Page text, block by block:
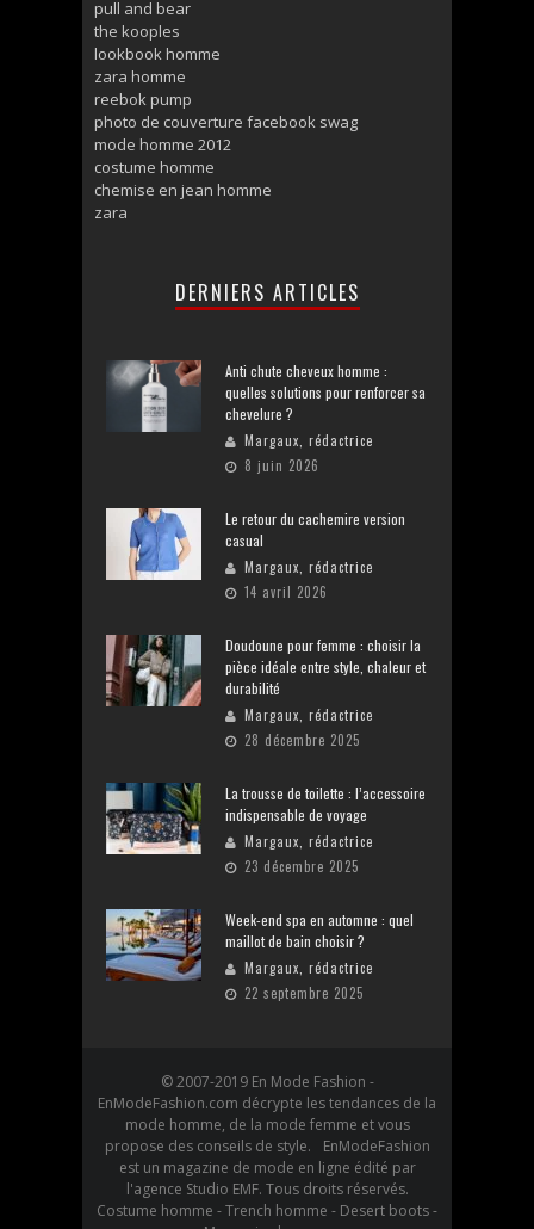
pull and bear
the kooples
lookbook homme
zara homme
reebok pump
photo de couverture facebook swag
mode homme 2012
costume homme
chemise en jean homme
zara
DERNIERS ARTICLES
Anti chute cheveux homme :
quelles solutions pour renforcer sa
chevelure ?
Margaux, rédactrice
8 juin 2026
Le retour du cachemire version
casual
Margaux, rédactrice
14 avril 2026
Doudoune pour femme : choisir la
pièce idéale entre style, chaleur et
durabilité
Margaux, rédactrice
28 décembre 2025
La trousse de toilette : l’accessoire
indispensable de voyage
Margaux, rédactrice
23 décembre 2025
Week-end spa en automne : quel
maillot de bain choisir ?
Margaux, rédactrice
22 septembre 2025
© 2007-2019 En Mode Fashion -
EnModeFashion.com décrypte les tendances de la
mode homme, de la mode femme et vous
propose des conseils de style. EnModeFashion
est un magazine de mode en ligne édité par
l'agence Studio EMF. Tous droits réservés.
Costume homme - Trench homme - Desert boots -